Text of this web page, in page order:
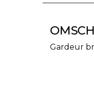
Gardeur